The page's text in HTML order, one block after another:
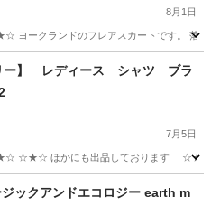
8月1日
ークランドのフレアスカートです。 落ち
カート ヨークランド
ー】 レディース シャツ ブラ
7月5日
ほかにも出品しております ☆★☆
ャツ theory
ジックアンドエコロジー earth m